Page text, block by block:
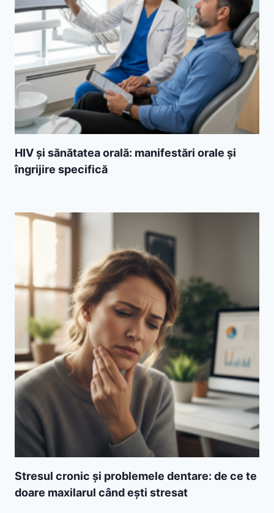
HIV și sănătatea orală: manifestări orale și
îngrijire specifică
Stresul cronic și problemele dentare: de ce te
doare maxilarul când ești stresat